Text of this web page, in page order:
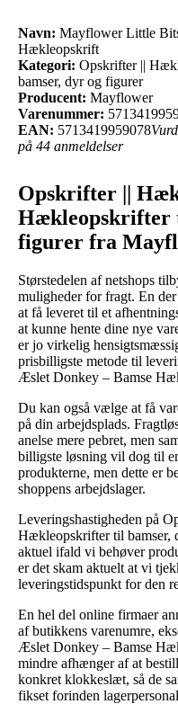
Navn: Mayflower Little
Hækleopskrift
Kategori: Opskrifter ||
bamser, dyr og figurer
Producent: Mayflower
Varenummer:
EAN: 5713419959078
på 44 anmeldelser
Opskrifter ||
Hækleopskrifter
figurer fra
Størstedelen af netshops
muligheder for fragt. En
at få leveret til et
at kunne hente dine nye
er jo virkelig
prisbilligste metode til
Æslet Donkey – Bamse
Du kan også vælge at få
på din arbejdsplads.
anelse mere pebret, men
billigste løsning vil dog til
produkterne, men dette er
shoppens arbejdslager.
Leveringshastigheden på
Hækleopskrifter til bamser,
aktuel ifald vi behøver
er det skam aktuelt at vi
leveringstidspunkt for den
En hel del online firmaer
af butikkens varenumre,
Æslet Donkey – Bamse
mindre afhænger af at
konkret klokkeslæt, så de
fikset forinden